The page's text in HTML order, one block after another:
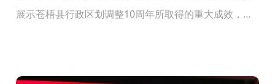
展示苍梧县行政区划调整10周年所取得的重大成效，为